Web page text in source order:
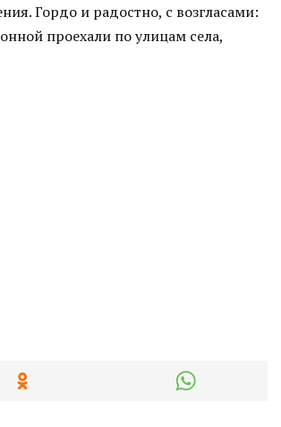
Гордо и радостно, с возгласами:
проехали по улицам села,